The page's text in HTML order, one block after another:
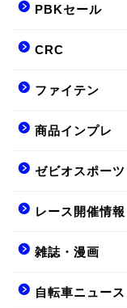
PBKセール
CRC
ファイテン
商品インプレ
ゼビオスポーツ
レース開催情報
雑誌・漫画
自転車ニュース